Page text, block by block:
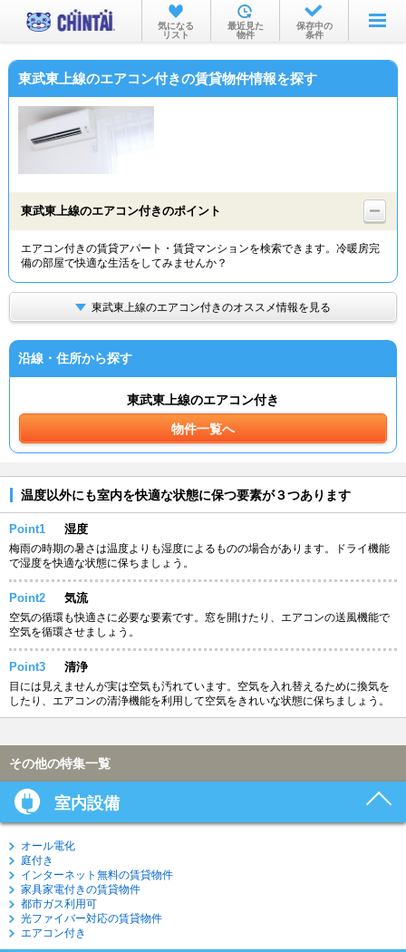
お部屋を探す
沿線・駅から
物件特集から
TOP
気になる
リスト
最近見た
物件
保存中の
条件
東武東上線のエアコン付きの賃貸物件情報を探す
東武東上線のエアコン付きのポイント
エアコン付きの賃貸アパート・賃貸マンションを検索できます。冷暖房完
備の部屋で快適な生活をしてみませんか？
東武東上線のエアコン付きのオススメ情報を見る
沿線・住所から探す
東武東上線のエアコン付き
物件一覧へ
温度以外にも室内を快適な状態に保つ要素が３つあります
Point1 湿度
梅雨の時期の暑さは温度よりも湿度によるものの場合があります。ドライ機能
で湿度を快適な状態に保ちましょう。
Point2 気流
空気の循環も快適さに必要な要素です。窓を開けたり、エアコンの送風機能で
空気を循環させましょう。
Point3 清浄
目には見えませんが実は空気も汚れています。空気を入れ替えるために換気を
したり、エアコンの清浄機能を利用して空気をきれいな状態に保ちましょう。
その他の特集一覧
室内設備
オール電化
庭付き
インターネット無料の賃貸物件
家具家電付きの賃貸物件
都市ガス利用可
光ファイバー対応の賃貸物件
エアコン付き